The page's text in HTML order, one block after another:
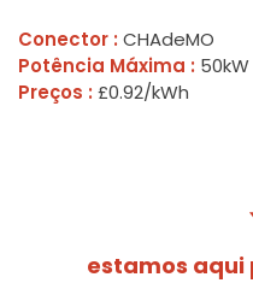
Conector : CHAdeMO
Potência Máxima : 50kW
Preços : £0.92/kWh
estamos